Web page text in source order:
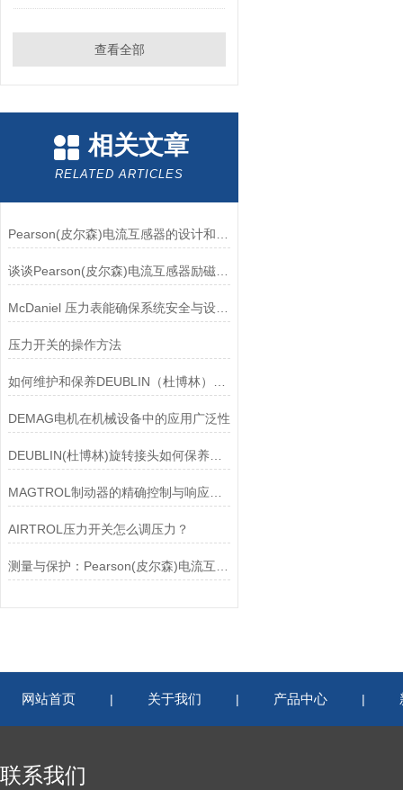
查看全部
相关文章
RELATED ARTICLES
谈谈Pearson(皮尔森)电流互感器励磁特性试验的目的
McDaniel 压力表能确保系统安全与设备寿命延长
压力开关的操作方法
DEMAG电机在机械设备中的应用广泛性
DEUBLIN(杜博林)旋转接头如何保养？需要注意哪些事项？
AIRTROL压力开关怎么调压力？
网站首页 | 关于我们 | 产品中心 |
联系我们